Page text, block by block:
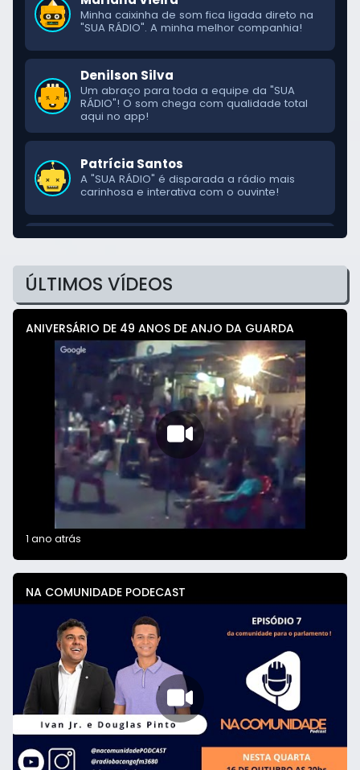
Um abraço para toda a equipe da "SUA
RÁDIO"! O som chega com qualidade total
aqui no app!
Patrícia Santos
A "SUA RÁDIO" é disparada a rádio mais
carinhosa e interativa com o ouvinte!
Luciana Mendes
Passando para mandar um beijo para toda a
equipe técnica e para os ouvintes da "SUA
RÁDIO"!
demais! A melhor programação da cidade.
ÚLTIMOS VÍDEOS
ANIVERSÁRIO DE 49 ANOS DE ANJO DA GUARDA
1 ano atrás
NA COMUNIDADE PODECAST